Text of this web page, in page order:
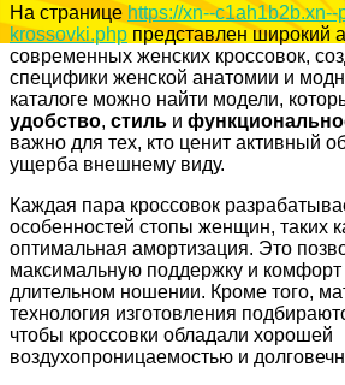
На странице https://xn--
krossovki.php представлен широкий
современных женских кроссовок,
специфики женской анатомии и
каталоге можно найти модели,
удобство, стиль и
важно для тех, кто ценит активный
ущерба внешнему виду.
Каждая пара кроссовок
особенностей стопы женщин, таких
оптимальная амортизация. Это
максимальную поддержку и
длительном ношении. Кроме того,
технология изготовления
чтобы кроссовки обладали хорошей
воздухопроницаемостью и